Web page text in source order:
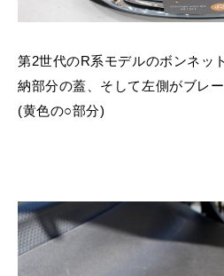
第2世代のR系モデルのボンネッ
納部分の蓋、そして左側がブレ
(黄色の○部分)